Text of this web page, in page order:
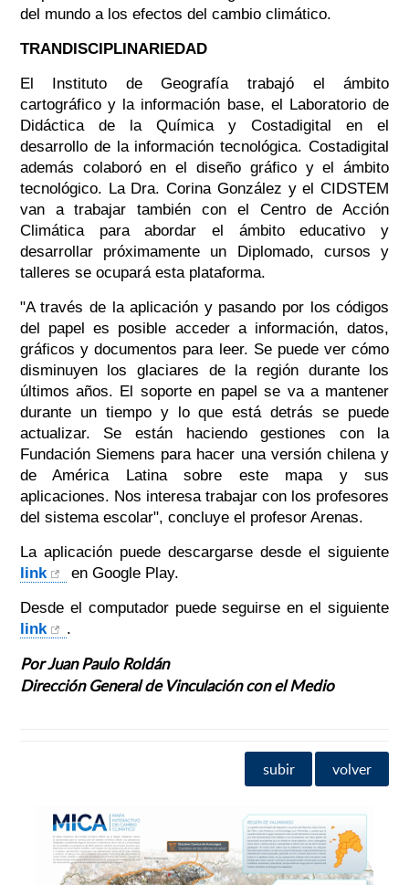
del mundo a los efectos del cambio climático.
TRANDISCIPLINARIEDAD
El Instituto de Geografía trabajó el ámbito
cartográfico y la información base, el Laboratorio de
Didáctica de la Química y Costadigital en el
desarrollo de la información tecnológica. Costadigital
además colaboró en el diseño gráfico y el ámbito
tecnológico. La Dra. Corina González y el CIDSTEM
van a trabajar también con el Centro de Acción
Climática para abordar el ámbito educativo y
desarrollar próximamente un Diplomado, cursos y
talleres se ocupará esta plataforma.
"A través de la aplicación y pasando por los códigos
del papel es posible acceder a información, datos,
gráficos y documentos para leer. Se puede ver cómo
disminuyen los glaciares de la región durante los
últimos años. El soporte en papel se va a mantener
durante un tiempo y lo que está detrás se puede
actualizar. Se están haciendo gestiones con la
Fundación Siemens para hacer una versión chilena y
de América Latina sobre este mapa y sus
aplicaciones. Nos interesa trabajar con los profesores
del sistema escolar", concluye el profesor Arenas.
La aplicación puede descargarse desde el siguiente
link
en Google Play.
Desde el computador puede seguirse en el siguiente
link
.
Por Juan Paulo Roldán
Dirección General de Vinculación con el Medio
subir volver